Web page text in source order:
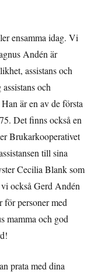
ensamma idag. Vi
Andén är
assistans och
och
är en av de första
Det finns också en
Brukarkooperativet
till sina
Cecilia Blank som
också Gerd Andén
för personer med
mamma och god
prata med dina